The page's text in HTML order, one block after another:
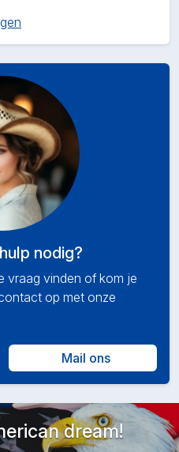
nodig?
vraag vinden of kom je
op met onze
Mail ons
dream!